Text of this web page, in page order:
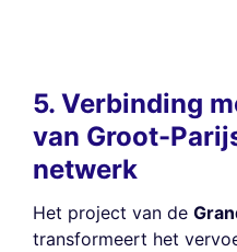
5. Verbinding
van Groot-
netwerk
Het project van de
transformeert het